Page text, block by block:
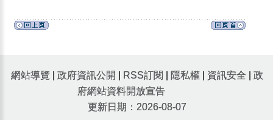
網站導覽 政府資訊公開 RSS訂閱 隱私權 資訊安全
政
府網站資料開放宣告
更新日期：2026-08-07